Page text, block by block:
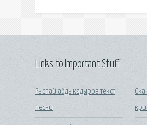
Links to Important Stuff
Рыспай абдыкадыров текст
песни